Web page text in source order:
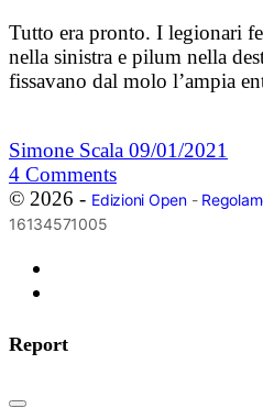
Tutto era pronto. I legionari
nella sinistra e pilum nella
fissavano dal molo l’ampia
Simone Scala 09/01/2021
4 Comments
© 2026 - Edizioni Open-
16134571005
Report